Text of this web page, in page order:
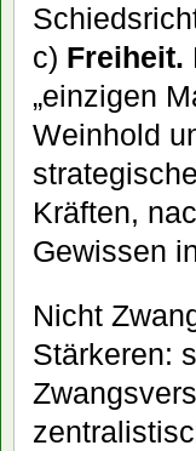
c) Freiheit.
„einzigen
Weinhold
Kräften,
Gewissen
Nicht
Stärkeren: